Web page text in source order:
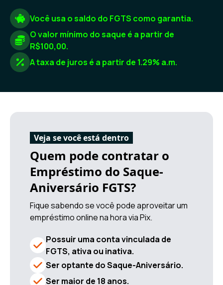
Você usa o saldo do FGTS como garantia.
O valor mínimo do saque é a partir de
R$100,00.
A taxa de juros é a partir de 1.29% a.m.
Veja se você está dentro
Quem pode contratar o
Empréstimo do Saque-
Aniversário FGTS?
Fique sabendo se você pode aproveitar um
empréstimo online na hora via Pix.
Possuir uma conta vinculada de
FGTS, ativa ou inativa.
Ser optante do Saque-Aniversário.
Ser maior de 18 anos.